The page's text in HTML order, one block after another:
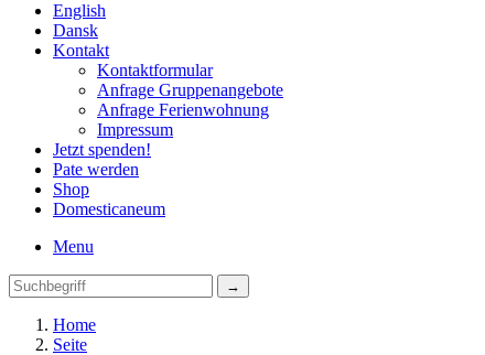
English
Dansk
Kontakt
Kontaktformular
Anfrage Gruppenangebote
Anfrage Ferienwohnung
Impressum
Jetzt spenden!
Pate werden
Shop
Domesticaneum
Menu
Home
Seite